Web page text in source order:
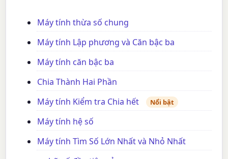
Máy tính thừa số chung
Máy tính Lập phương và Căn bậc ba
Máy tính căn bậc ba
Chia Thành Hai Phần
Máy tính Kiểm tra Chia hết
Nổi bật
Máy tính hệ số
Máy tính Tìm Số Lớn Nhất và Nhỏ Nhất